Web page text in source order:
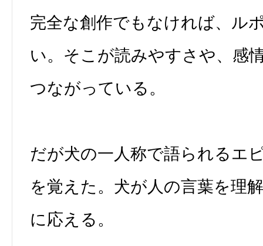
完全な創作でもなければ、ル
い。そこが読みやすさや、感
つながっている。
だが犬の一人称で語られるエ
を覚えた。犬が人の言葉を理
に応える。